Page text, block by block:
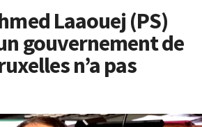
Laaouej (PS)
gouvernement de
n’a pas